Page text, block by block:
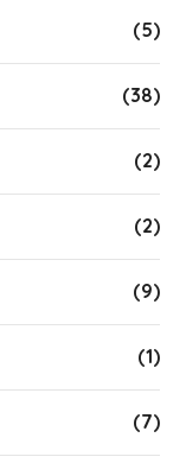
(5)
(38)
(2)
(2)
(9)
(1)
(7)